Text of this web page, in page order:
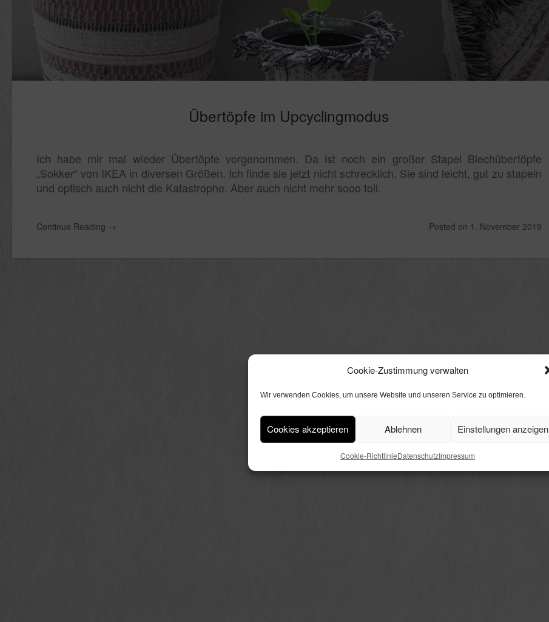
Cookie-Zustimmung verwalten
Wir verwenden Cookies, um unsere Website und unseren Service zu optimieren.
Cookies akzeptieren Ablehnen Einstellungen anzeigen
Cookie-RichtlinieDatenschutzImpressum
Übertöpfe im Upcyclingmodus
Ich habe mir mal wieder Übertöpfe vorgenommen. Da ist noch ein großer Stapel Blechübertöpfe
„Sokker“ von IKEA in diversen Größen. Ich finde sie jetzt nicht schrecklich. Sie sind leicht, gut zu stapeln
und optisch auch nicht die Katastrophe. Aber auch nicht mehr sooo toll.
Continue Reading → Posted on 1. November 2019